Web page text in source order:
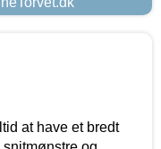
at have et bredt